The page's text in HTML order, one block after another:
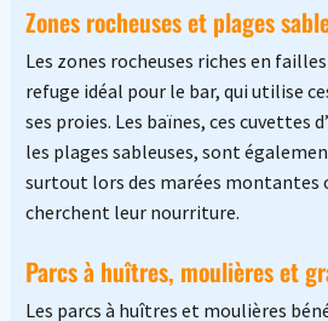
Zones rocheuses et plages
Les zones rocheuses riches en
refuge idéal pour le bar, qui utilise
ses proies. Les baïnes, ces cuvettes
les plages sableuses, sont
surtout lors des marées montantes
cherchent leur nourriture.
Parcs à huîtres, moulières et
Les parcs à huîtres et moulières